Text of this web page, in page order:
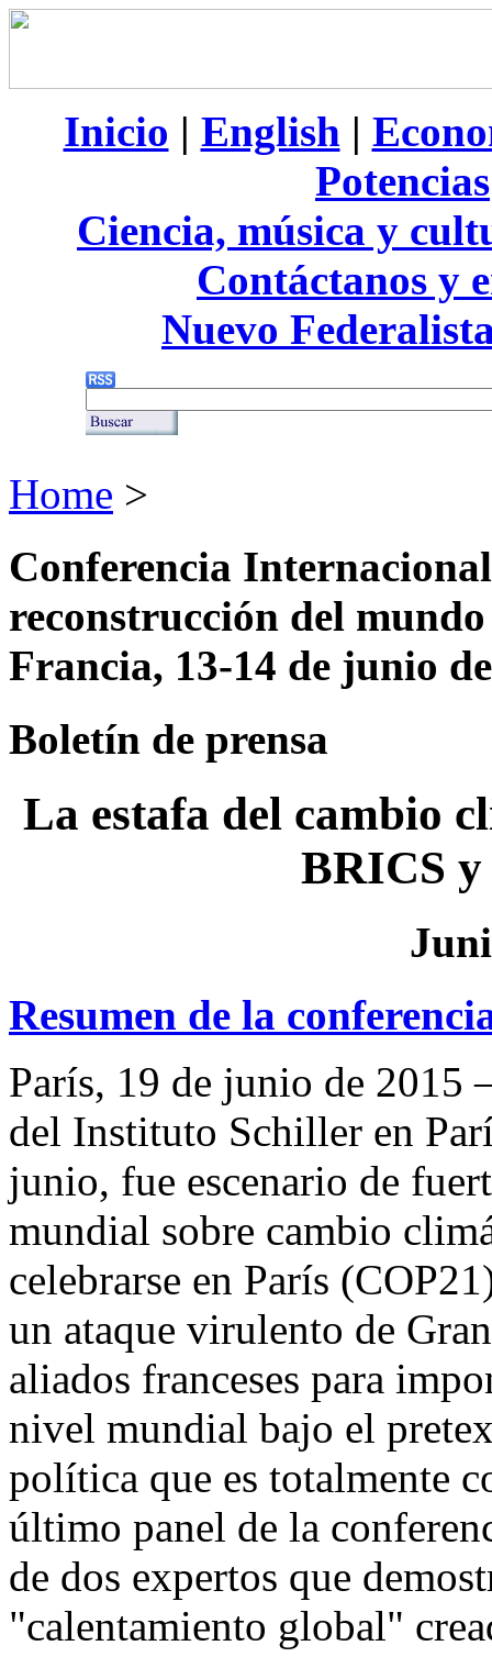
Inicio | English |
Potencias
Ciencia, música y
Contáctanos y
Nuevo
Home >
Conferencia
reconstrucción del
Francia, 13-14 de junio
Boletín de prensa
La estafa del cambio
BRICS
Resumen de la
París, 19 de junio de
del Instituto Schiller en
junio, fue escenario de
mundial sobre cambio
celebrarse en París
un ataque virulento de
aliados franceses para
nivel mundial bajo el
política que es totalmente
último panel de la
de dos expertos que
"calentamiento global"